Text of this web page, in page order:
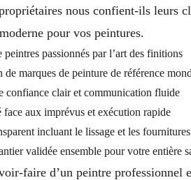
nous confient-ils leurs
pour vos peintures.
peintres passionnés par l’art des finitions
marques de peinture de référence
confiance clair et communication fluide
face aux imprévus et exécution rapide
incluant le lissage et les fournitures
validée ensemble pour votre entière
faire d’un peintre